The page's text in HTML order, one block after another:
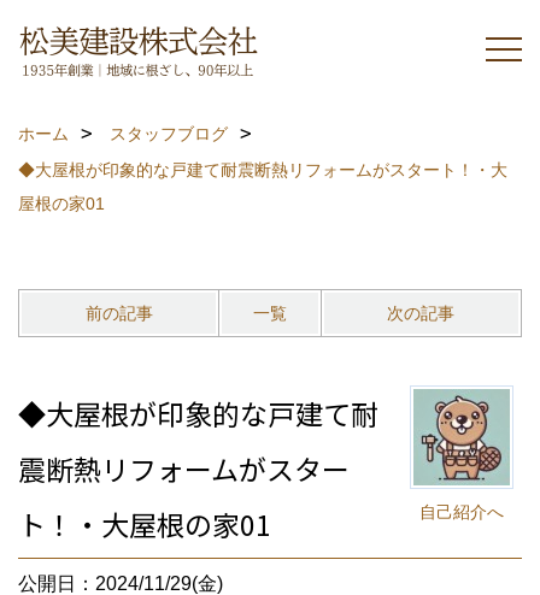
ホーム
スタッフブログ
◆大屋根が印象的な戸建て耐震断熱リフォームがスタート！・大
屋根の家01
前の記事 一覧 次の記事
自己紹介へ
◆大屋根が印象的な戸建て耐
震断熱リフォームがスター
ト！・大屋根の家01
公開日：2024/11/29(金)